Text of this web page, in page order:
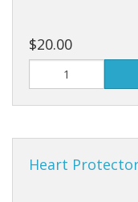
$20.00
Heart